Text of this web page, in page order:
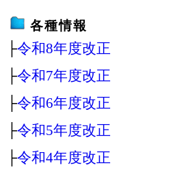
各種情報
├令和8年度改正
├令和7年度改正
├令和6年度改正
├令和5年度改正
├令和4年度改正